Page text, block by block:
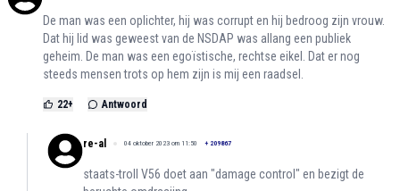
De man was een oplichter, hij was corrupt en hij bedroog zijn vrouw.
Dat hij lid was geweest van de NSDAP was allang een publiek
geheim. De man was een egoïstische, rechtse eikel. Dat er nog
steeds mensen trots op hem zijn is mij een raadsel.
22+ Antwoord
re-al 04 oktober 2023 om 11:50 + 209867
staats-troll V56 doet aan "damage control" en bezigt de